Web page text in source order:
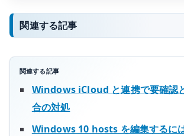
関連する記事
関連する記事
Windows iCloud と連携で要確認
合の対処
Windows 10 hosts を編集するに